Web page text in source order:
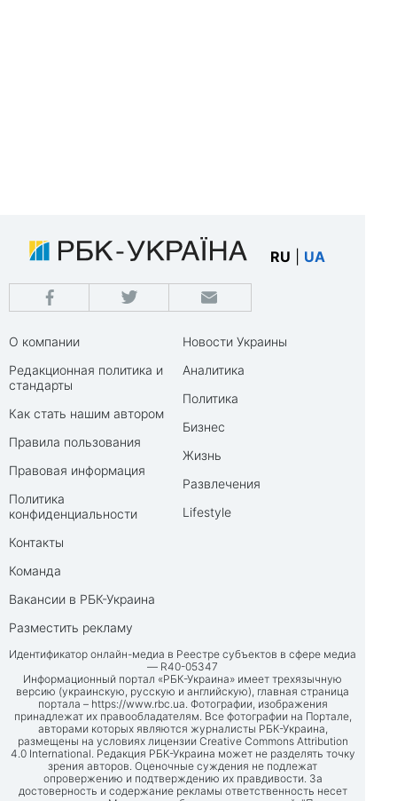
RU UA
О компании
Редакционная политика и
стандарты
Как стать нашим автором
Правила пользования
Правовая информация
Политика
конфиденциальности
Контакты
Команда
Вакансии в РБК-Украина
Разместить рекламу
Новости Украины
Аналитика
Политика
Бизнес
Жизнь
Развлечения
Lifestyle
Идентификатор онлайн-медиа в Реестре субъектов в сфере медиа
— R40-05347
Информационный портал «РБК-Украина» имеет трехязычную
версию (украинскую, русскую и английскую), главная страница
портала – https://www.rbc.ua. Фотографии, изображения
принадлежат их правообладателям. Все фотографии на Портале,
авторами которых являются журналисты РБК-Украина,
размещены на условиях лицензии Creative Commons Attribution
4.0 International. Редакция РБК-Украина может не разделять точку
зрения авторов. Оценочные суждения не подлежат
опровержению и подтверждению их правдивости. За
достоверность и содержание рекламы ответственность несет